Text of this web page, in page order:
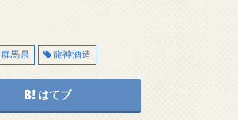
群馬県 龍神酒造
はてブ